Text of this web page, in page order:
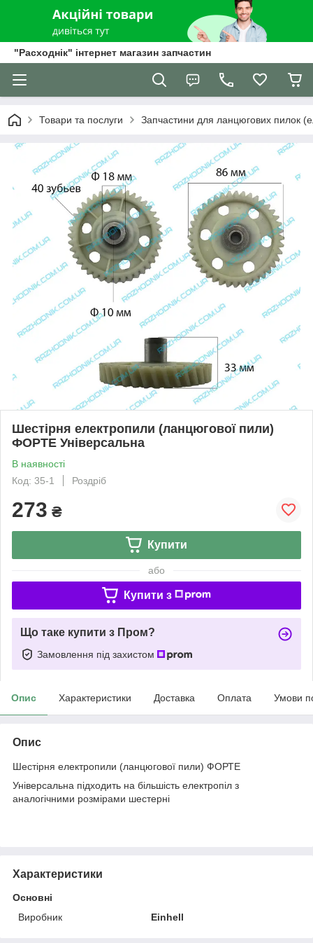
"Расходнік" інтернет магазин запчастин
Товари та послуги Запчастини для ланцюгових пилок
Шестірня електропили (ланцюгової пили)
ФОРТЕ Універсальна
В наявності
Код: 35-1
Роздріб
273 ₴
Купити
або
Купити з
Що таке купити з Пром?
Замовлення під захистом
Опис Характеристики Доставка Оплата Умови
Опис
Шестірня електропили (ланцюгової пили) ФОРТЕ
Універсальна підходить на більшість електропіл з
аналогічними розмірами шестерні
Характеристики
Основні
Виробник
Einhell